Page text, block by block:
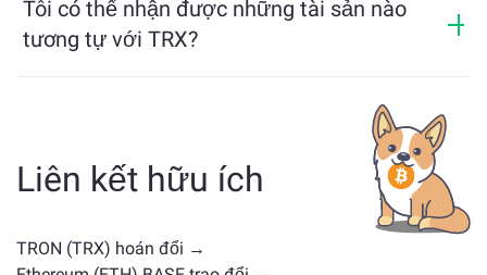
Tôi có thể nhận được những tài sản nào
tương tự với TRX?
có thể là stablecoin, token tiện ích, coin quản trị hoặc
loại khác. Các lựa chọn thay thế phổ biến bao gồm
các loại tiền điện tử khác với các trường hợp sử dụng
hoặc vị trí thị trường tương tự. Kiểm tra tất cả các tài
trang trao đổi chính.
Liên kết hữu ích
TRON (TRX) hoán đổi →